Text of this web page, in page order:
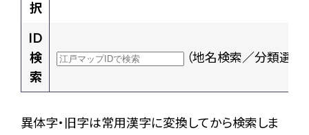
択
ID
検
索
（地名検索／分類選択
異体字・旧字は常用漢字に変換してから検索しま